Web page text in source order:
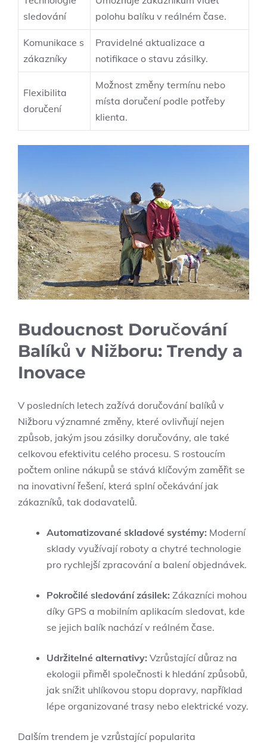
sledování
polohu balíku v reálném čase.
Komunikace s
zákazníky
Pravidelné aktualizace a
notifikace o stavu zásilky.
Flexibilita
doručení
Možnost změny termínu nebo
místa doručení podle potřeby
klienta.
Budoucnost Doručování
Balíků v Nižboru: Trendy a
Inovace
V posledních letech zažívá doručování balíků v
Nižboru významné změny, které ovlivňují nejen
způsob, jakým jsou zásilky doručovány, ale také
celkovou efektivitu celého procesu. S rostoucím
počtem online nákupů se stává klíčovým zaměřit se
na inovativní řešení, která splní očekávání jak
zákazníků, tak dodavatelů.
Automatizované skladové systémy: Moderní
sklady využívají roboty a chytré technologie
pro rychlejší zpracování a balení objednávek.
Pokročilé sledování zásilek: Zákazníci mohou
díky GPS a mobilním aplikacím sledovat, kde
se jejich balík nachází v reálném čase.
Udržitelné alternativy: Vzrůstající důraz na
ekologii přiměl společnosti k hledání způsobů,
jak snížit uhlíkovou stopu dopravy, například
lépe organizované trasy nebo elektrické vozy.
Dalším trendem je vzrůstající popularita